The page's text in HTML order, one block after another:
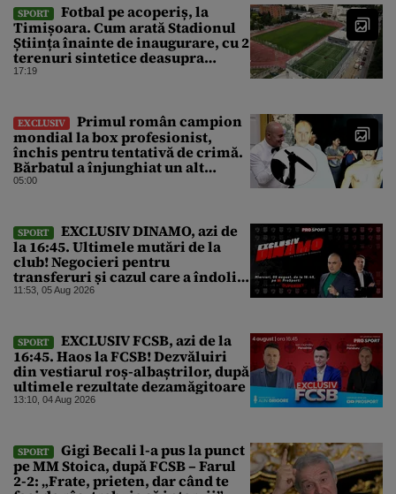
SPORT
Fotbal pe acoperiș, la
Timișoara. Cum arată Stadionul
Știința înainte de inaugurare, cu 2
terenuri sintetice deasupra
tribunei
17:19
EXCLUSIV
Primul român campion
mondial la box profesionist,
închis pentru tentativă de crimă.
Bărbatul a înjunghiat un alt
interlop periculos
05:00
SPORT
EXCLUSIV DINAMO, azi de
la 16:45. Ultimele mutări de la
club! Negocieri pentru
transferuri și cazul care a îndoliat
Dinamo
11:53, 05 Aug 2026
SPORT
EXCLUSIV FCSB, azi de la
16:45. Haos la FCSB! Dezvăluiri
din vestiarul roș-albaștrilor, după
ultimele rezultate dezamăgitoare
13:10, 04 Aug 2026
SPORT
Gigi Becali l-a pus la punct
pe MM Stoica, după FCSB – Farul
2-2: „Frate, prieten, dar când te